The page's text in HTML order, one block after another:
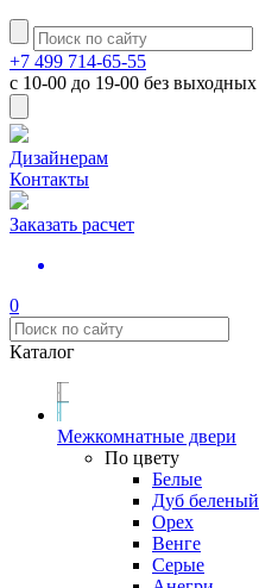
+7 499 714-65-55
с 10-00 до 19-00 без выходных
Дизайнерам
Контакты
Заказать расчет
0
Каталог
Межкомнатные двери
По цвету
Белые
Дуб беленый
Орех
Венге
Серые